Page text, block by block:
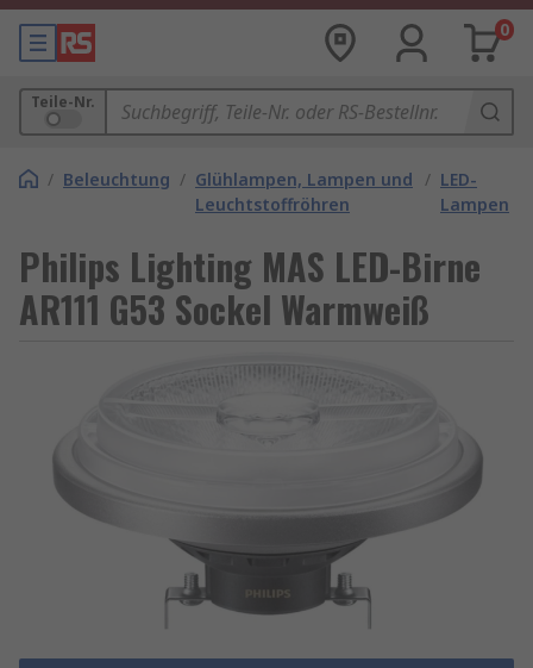
0
Teile-Nr.
/ Beleuchtung / Glühlampen, Lampen und
Leuchtstoffröhren
/ LED-
Lampen
Philips Lighting MAS LED-Birne
AR111 G53 Sockel Warmweiß